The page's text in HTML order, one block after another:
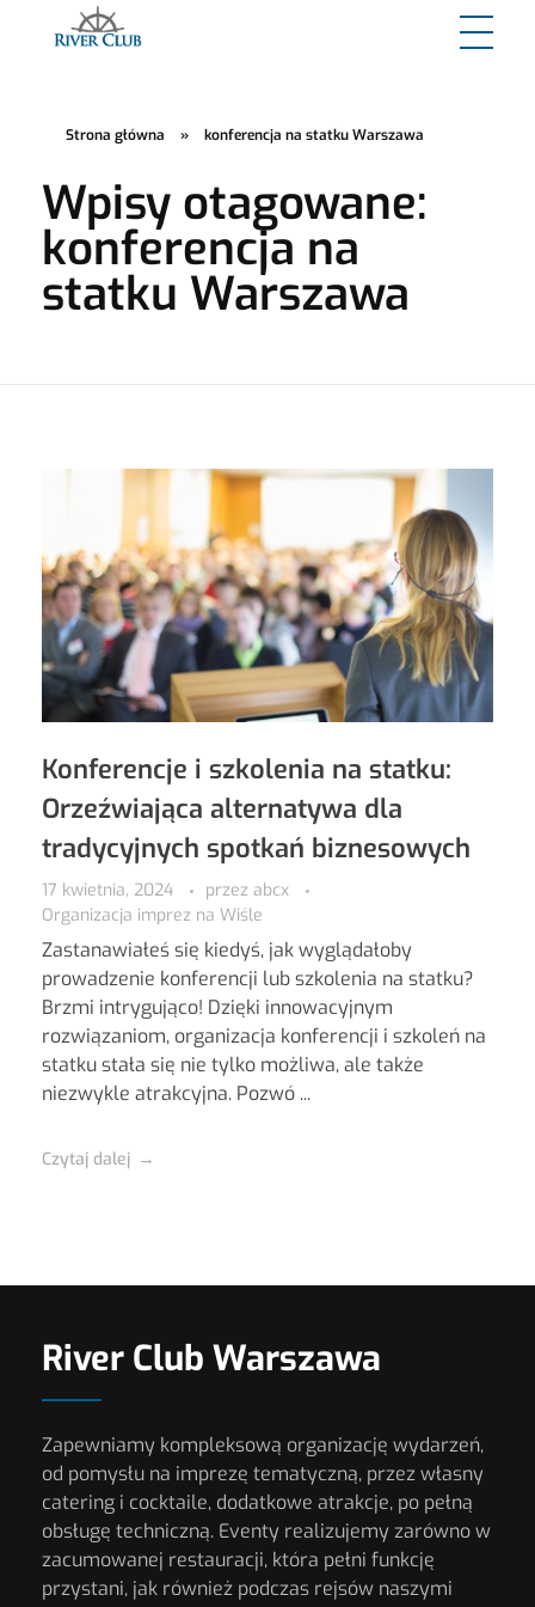
Strona główna » konferencja na statku Warszawa
Wpisy otagowane:
konferencja na
statku Warszawa
Konferencje i szkolenia na statku:
Orzeźwiająca alternatywa dla
tradycyjnych spotkań biznesowych
17 kwietnia, 2024 przez abcx
Organizacja imprez na Wiśle
Zastanawiałeś się kiedyś, jak wyglądałoby
prowadzenie konferencji lub szkolenia na statku?
Brzmi intrygująco! Dzięki innowacyjnym
rozwiązaniom, organizacja konferencji i szkoleń na
statku stała się nie tylko możliwa, ale także
niezwykle atrakcyjna. Pozwó ...
Czytaj dalej
River Club Warszawa
Zapewniamy kompleksową organizację wydarzeń,
od pomysłu na imprezę tematyczną, przez własny
catering i cocktaile, dodatkowe atrakcje, po pełną
obsługę techniczną. Eventy realizujemy zarówno w
zacumowanej restauracji, która pełni funkcję
przystani, jak również podczas rejsów naszymi